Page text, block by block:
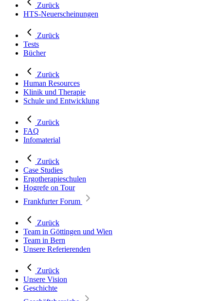
Zurück
HTS-Neuerscheinungen
Zurück
Tests
Bücher
Zurück
Human Resources
Klinik und Therapie
Schule und Entwicklung
Zurück
FAQ
Infomaterial
Zurück
Case Studies
Ergotherapieschulen
Hogrefe on Tour
Frankfurter Forum
Zurück
Team in Göttingen und Wien
Team in Bern
Unsere Referierenden
Zurück
Unsere Vision
Geschichte